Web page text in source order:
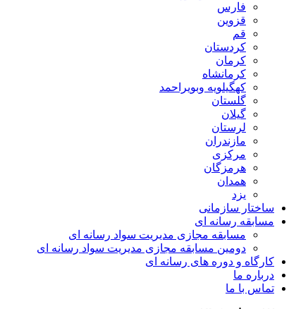
فارس
قزوین
قم
کردستان
کرمان
کرمانشاه
کهگیلویه وبویراحمد
گلستان
گیلان
لرستان
مازندران
مرکزی
هرمزگان
همدان
یزد
ساختار سازمانی
مسابقه رسانه ای
مسابقه مجازی مدیریت سواد رسانه ای
دومین مسابقه مجازی مدیریت سواد رسانه ای
کارگاه و دوره های رسانه ای
درباره ما
تماس با ما